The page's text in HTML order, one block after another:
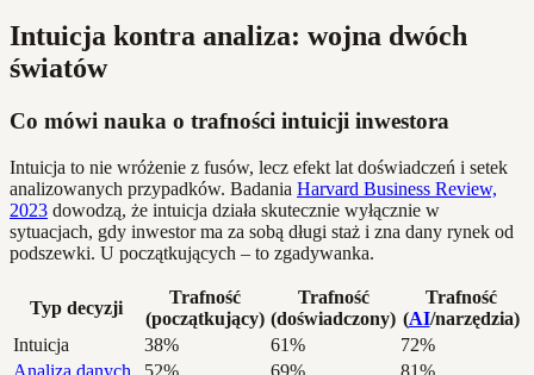
Intuicja kontra analiza: wojna dwóch
światów
Co mówi nauka o trafności intuicji inwestora
Intuicja to nie wróżenie z fusów, lecz efekt lat doświadczeń i setek
analizowanych przypadków. Badania Harvard Business Review,
2023 dowodzą, że intuicja działa skutecznie wyłącznie w
sytuacjach, gdy inwestor ma za sobą długi staż i zna dany rynek od
podszewki. U początkujących – to zgadywanka.
Typ decyzji
Trafność
(początkujący)
Trafność
(doświadczony)
Trafność
(AI/narzędzia)
Intuicja
38% 61%
72%
Analiza danych
52% 69%
81%